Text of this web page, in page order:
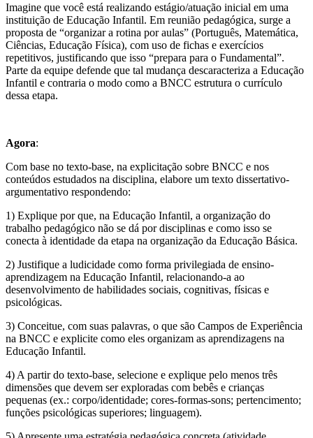
Imagine que você está realizando estágio/atuação inicial em uma
instituição de Educação Infantil. Em reunião pedagógica, surge a
proposta de “organizar a rotina por aulas” (Português, Matemática,
Ciências, Educação Física), com uso de fichas e exercícios
repetitivos, justificando que isso “prepara para o Fundamental”.
Parte da equipe defende que tal mudança descaracteriza a Educação
Infantil e contraria o modo como a BNCC estrutura o currículo
dessa etapa.
Agora:
Com base no texto-base, na explicitação sobre BNCC e nos
conteúdos estudados na disciplina, elabore um texto dissertativo-
argumentativo respondendo:
1) Explique por que, na Educação Infantil, a organização do
trabalho pedagógico não se dá por disciplinas e como isso se
conecta à identidade da etapa na organização da Educação Básica.
2) Justifique a ludicidade como forma privilegiada de ensino-
aprendizagem na Educação Infantil, relacionando-a ao
desenvolvimento de habilidades sociais, cognitivas, físicas e
psicológicas.
3) Conceitue, com suas palavras, o que são Campos de Experiência
na BNCC e explicite como eles organizam as aprendizagens na
Educação Infantil.
4) A partir do texto-base, selecione e explique pelo menos três
dimensões que devem ser exploradas com bebês e crianças
pequenas (ex.: corpo/identidade; cores-formas-sons; pertencimento;
funções psicológicas superiores; linguagem).